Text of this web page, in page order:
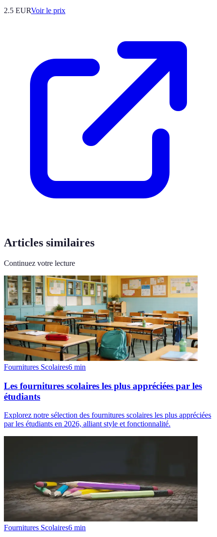
2.5 EURVoir le prix
Articles similaires
Continuez votre lecture
Fournitures Scolaires6 min
Les fournitures scolaires les plus appréciées par les
étudiants
Explorez notre sélection des fournitures scolaires les plus appréciées
par les étudiants en 2026, alliant style et fonctionnalité.
Fournitures Scolaires6 min